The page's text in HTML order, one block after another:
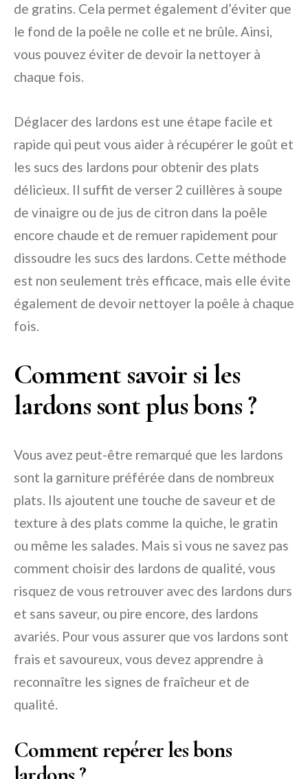
de gratins. Cela permet également d’éviter que
le fond de la poêle ne colle et ne brûle. Ainsi,
vous pouvez éviter de devoir la nettoyer à
chaque fois.
Déglacer des lardons est une étape facile et
rapide qui peut vous aider à récupérer le goût et
les sucs des lardons pour obtenir des plats
délicieux. Il suffit de verser 2 cuillères à soupe
de vinaigre ou de jus de citron dans la poêle
encore chaude et de remuer rapidement pour
dissoudre les sucs des lardons. Cette méthode
est non seulement très efficace, mais elle évite
également de devoir nettoyer la poêle à chaque
fois.
Comment savoir si les
lardons sont plus bons ?
Vous avez peut-être remarqué que les lardons
sont la garniture préférée dans de nombreux
plats. Ils ajoutent une touche de saveur et de
texture à des plats comme la quiche, le gratin
ou même les salades. Mais si vous ne savez pas
comment choisir des lardons de qualité, vous
risquez de vous retrouver avec des lardons durs
et sans saveur, ou pire encore, des lardons
avariés. Pour vous assurer que vos lardons sont
frais et savoureux, vous devez apprendre à
reconnaître les signes de fraîcheur et de
qualité.
Comment repérer les bons